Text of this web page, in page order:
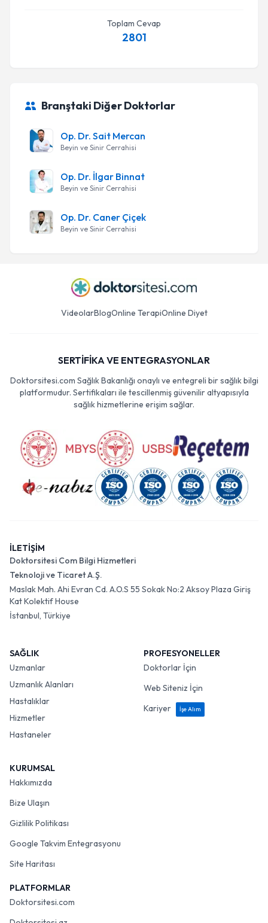
Toplam Cevap
2801
Branştaki Diğer Doktorlar
Op. Dr. Sait Mercan
Beyin ve Sinir Cerrahisi
Op. Dr. İlgar Binnat
Beyin ve Sinir Cerrahisi
Op. Dr. Caner Çiçek
Beyin ve Sinir Cerrahisi
VideolarBlogOnline TerapiOnline Diyet
SERTİFİKA VE ENTEGRASYONLAR
Doktorsitesi.com Sağlık Bakanlığı onaylı ve entegreli bir sağlık bilgi
platformudur. Sertifikaları ile tescillenmiş güvenilir altyapısıyla
sağlık hizmetlerine erişim sağlar.
İLETİŞİM
Doktorsitesi Com Bilgi Hizmetleri
Teknoloji ve Ticaret A.Ş.
Maslak Mah. Ahi Evran Cd. A.O.S 55 Sokak No:2 Aksoy Plaza Giriş
Kat Kolektif House
İstanbul, Türkiye
SAĞLIK
Uzmanlar
Uzmanlık Alanları
Hastalıklar
Hizmetler
Hastaneler
PROFESYONELLER
Doktorlar İçin
Web Siteniz İçin
Kariyer
İşe Alım
KURUMSAL
Hakkımızda
Bize Ulaşın
Gizlilik Politikası
Google Takvim Entegrasyonu
Site Haritası
PLATFORMLAR
Doktorsitesi.com